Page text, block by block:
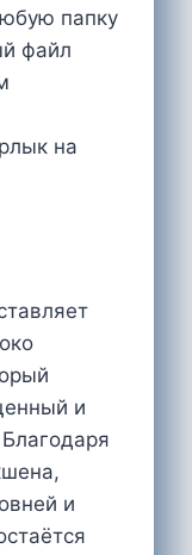
папку
файл
на
и
и